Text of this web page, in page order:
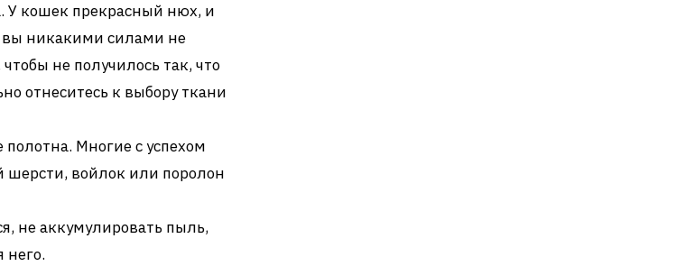
У кошек прекрасный нюх, и
вы никакими силами не
не получилось так, что
отнеситесь к выбору ткани
Многие с успехом
шерсти, войлок или поролон
не аккумулировать пыль,
него.